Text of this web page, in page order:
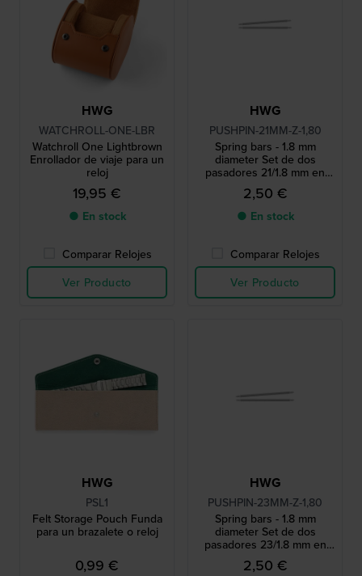
HWG
WATCHROLL-ONE-LBR
Watchroll One Lightbrown
Enrollador de viaje para un
reloj
19,95 €
● En stock
Comparar Relojes
Ver Producto
HWG
PUSHPIN-21MM-Z-1,80
Spring bars - 1.8 mm
diameter Set de dos
pasadores 21/1.8 mm en
tono plateado
2,50 €
● En stock
Comparar Relojes
Ver Producto
HWG
PSL1
Felt Storage Pouch Funda
para un brazalete o reloj
0,99 €
HWG
PUSHPIN-23MM-Z-1,80
Spring bars - 1.8 mm
diameter Set de dos
pasadores 23/1.8 mm en
tono plateado
2,50 €